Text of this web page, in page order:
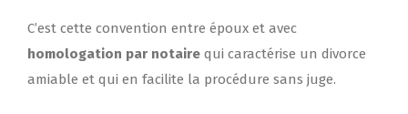
C’est cette convention entre époux et avec
homologation par notaire qui caractérise un divorce
amiable et qui en facilite la procédure sans juge.